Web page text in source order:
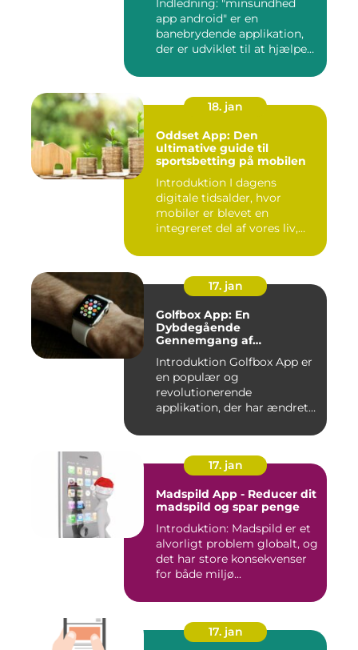
Indledning: "minsundhed
app android" er en
banebrydende applikation,
der er udviklet til at hjælpe
18. jan
Oddset App: Den
ultimative guide til
sportsbetting på mobilen
Introduktion I dagens
digitale tidsalder, hvor
mobiler er blevet en
integreret del af vores liv,
17. jan
Golfbox App: En
Dybdegående
Gennemgang af
Introduktion Golfbox App er
en populær og
revolutionerende
applikation, der har ændret
17. jan
Madspild App - Reducer dit
madspild og spar penge
Introduktion: Madspild er et
alvorligt problem globalt, og
det har store konsekvenser
for både miljø...
17. jan